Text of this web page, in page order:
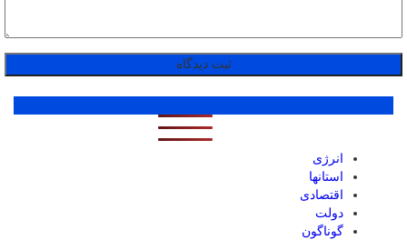
انرژی
استانها
اقتصادی
دولت
گوناگون